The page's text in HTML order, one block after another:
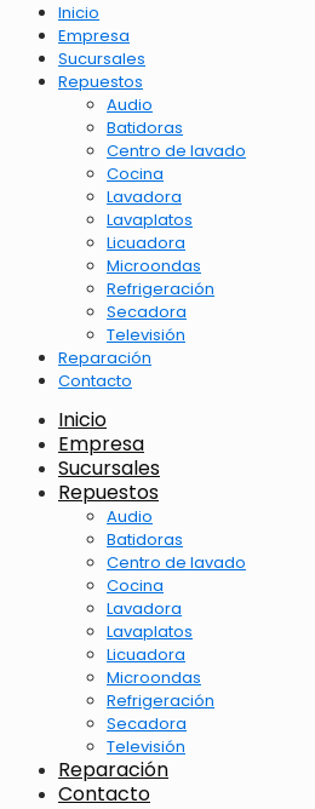
Inicio
Empresa
Sucursales
Repuestos
Audio
Batidoras
Centro de lavado
Cocina
Lavadora
Lavaplatos
Licuadora
Microondas
Refrigeración
Secadora
Televisión
Reparación
Contacto
Inicio
Empresa
Sucursales
Repuestos
Audio
Batidoras
Centro de lavado
Cocina
Lavadora
Lavaplatos
Licuadora
Microondas
Refrigeración
Secadora
Televisión
Reparación
Contacto